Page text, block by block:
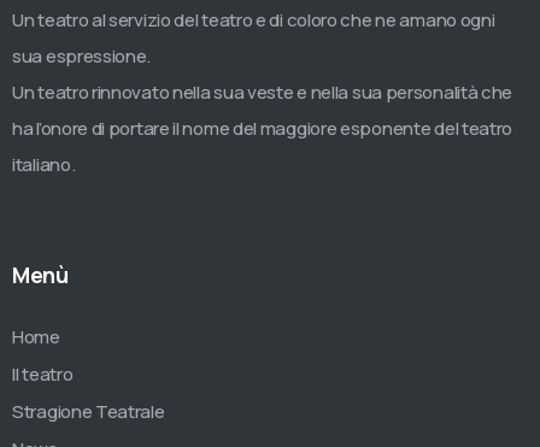
Un teatro al servizio del teatro e di coloro che ne amano ogni
sua espressione.
Un teatro rinnovato nella sua veste e nella sua personalità che
ha l’onore di portare il nome del maggiore esponente del teatro
italiano.
Menù
Home
Il teatro
Stragione Teatrale